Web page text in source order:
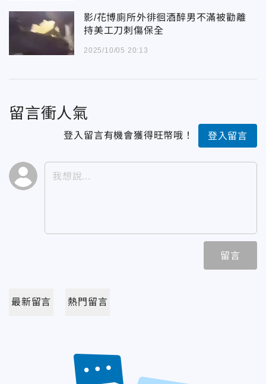
影/花博廁所外徘徊酒醉男不滿被勸離
持美工刀刺傷保全
2025/10/05 20:13
留言衝人氣
登入留言有機會獲得旺幣哦！ 登入留言
留言
最新留言 熱門留言